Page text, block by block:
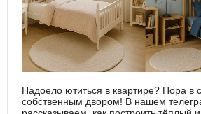
Надоело ютиться в квартире? Пора в
собственным двором! В нашем